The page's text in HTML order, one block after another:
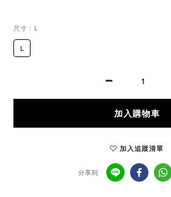
尺寸 : L
L
加入購物車
加入追蹤清單
分享到